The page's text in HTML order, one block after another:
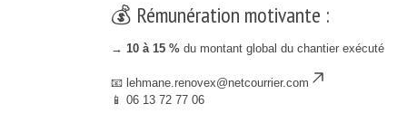
💰 Rémunération motivante :
→ 10 à 15 % du montant global du chantier exécuté
📧 lehmane.renovex@netcourrier.com
📱 06 13 72 77 06